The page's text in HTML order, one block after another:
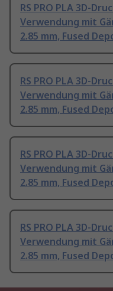
RS PRO PLA 3D-
Verwendung mit
2.85 mm, Fused
RS PRO PLA 3D-
Verwendung mit
2.85 mm, Fused
RS PRO PLA 3D-
Verwendung mit
2.85 mm, Fused
RS PRO PLA 3D-
Verwendung mit
2.85 mm, Fused